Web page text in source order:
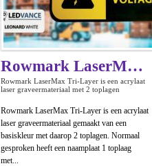
Rowmark LaserMax Tri-Layer
Rowmark LaserMax Tri-Layer is een acrylaat
laser graveermateriaal met 2 toplagen
Rowmark LaserMax Tri-Layer is een acrylaat
laser graveermateriaal gemaakt van een
basiskleur met daarop 2 toplagen. Normaal
gesproken heeft een naamplaat 1 toplaag
met...